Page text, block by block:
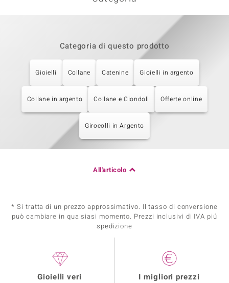
Categoria di questo prodotto
Gioielli Collane Catenine Gioielli in argento
Collane in argento Collane e Ciondoli Offerte online
Girocolli in Argento
All'articolo
* Si tratta di un prezzo approssimativo. Il tasso di conversione
può cambiare in qualsiasi momento. Prezzi inclusivi di IVA piú
spedizione
Gioielli veri I migliori prezzi